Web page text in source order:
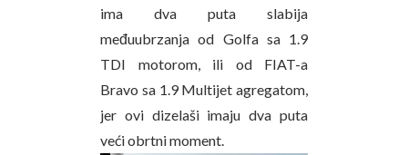
ima dva puta slabija
međuubrzanja od Golfa sa 1.9
TDI motorom, ili od FIAT-a
Bravo sa 1.9 Multijet agregatom,
jer ovi dizelaši imaju dva puta
veći obrtni moment.